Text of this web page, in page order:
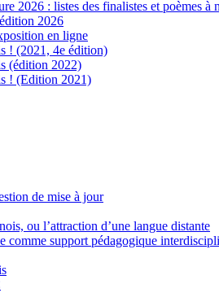
2026 : listes des finalistes et poèmes à
2026
en ligne
! (2021, 4e édition)
(édition 2022)
! (Edition 2021)
de mise à jour
ou l’attraction d’une langue distante
comme support pédagogique